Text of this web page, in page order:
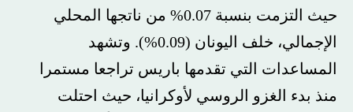
حيث التزمت بنسبة 0.07% من ناتجها المحلي
الإجمالي، خلف اليونان (0.09%). وتشهد
المساعدات التي تقدمها باريس تراجعا مستمرا
منذ بدء الغزو الروسي لأوكرانيا، حيث احتلت